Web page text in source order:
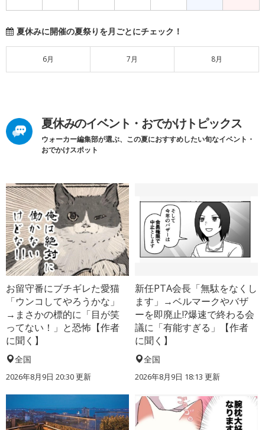
夏休みに開催の夏祭りを月ごとにチェック！
6月 7月 8月
夏休みのイベント・おでかけトピックス
ウォーカー編集部が選ぶ、この夏におすすめしたい旬なイベント・
おでかけスポット
お留守番にブチギレた愛猫
「ウンコしてやろうかな」
→まさかの標的に「目が笑
ってない！」と恐怖【作者
に聞く】
全国
2026年8月9日 20:30更新
新任PTA会長「無駄をなくし
ます」→ベルマークやバザ
ーを即廃止!?爆速で終わる会
議に「有能すぎる」【作者
に聞く】
全国
2026年8月9日 18:13 更新